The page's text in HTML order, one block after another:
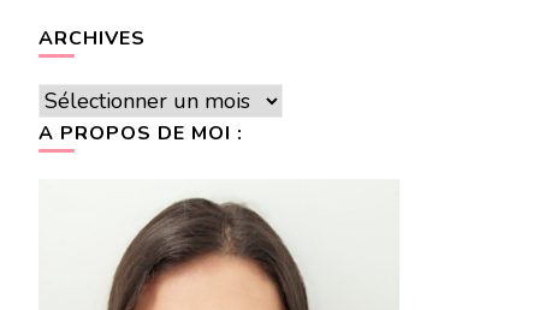
ARCHIVES
Archives
A PROPOS DE MOI :